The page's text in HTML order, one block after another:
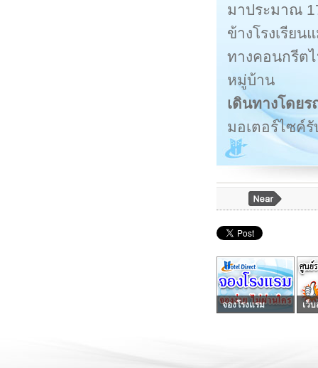
มาประมาณ
ข้างโรงเรีย
ทางคอนกรีต
หมู่บ้าน
เดินทางโดยร
มอเตอร์ไซค์
จองโรงแรม เว็